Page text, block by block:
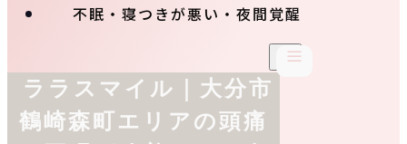
不眠・寝つきが悪い・夜間覚醒
ララスマイル｜大分市
鶴崎森町エリアの頭痛